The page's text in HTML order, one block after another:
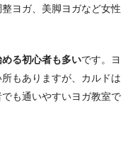
ヨガ、美脚ヨガなど女性
る初心者も多いです。ヨ
もありますが、カルドは
も通いやすいヨガ教室で